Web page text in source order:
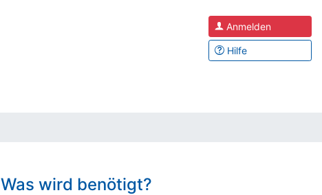
Anmelden
Hilfe
Was wird benötigt?